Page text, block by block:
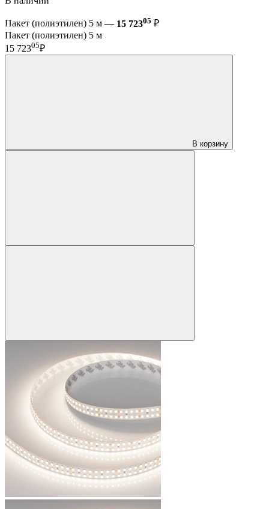
Пакет (полиэтилен) 5 м — 15 72305 ₽
Пакет (полиэтилен) 5 м
15 72305₽
В корзину